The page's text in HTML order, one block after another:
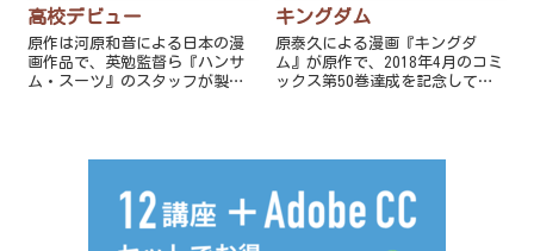
高校デビュー
原作は河原和音による日本の漫
画作品で、英勉監督ら『ハンサ
ム・スーツ』のスタッフが製作
キングダム
原泰久による漫画『キングダ
ム』が原作で、2018年4月のコミ
ックス第50巻達成を記念して実